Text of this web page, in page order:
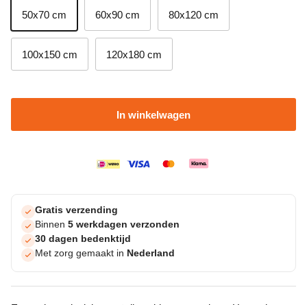
50x70 cm 60x90 cm 80x120 cm
100x150 cm 120x180 cm
In winkelwagen
Gratis verzending
Binnen 5 werkdagen verzonden
30 dagen bedenktijd
Met zorg gemaakt in Nederland